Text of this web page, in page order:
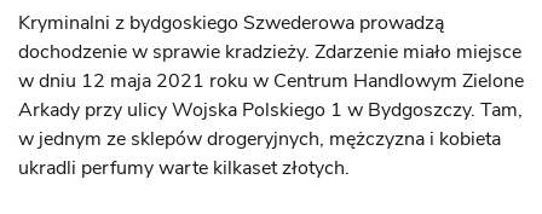
Kryminalni z bydgoskiego Szwederowa prowadzą
dochodzenie w sprawie kradzieży. Zdarzenie miało miejsce
w dniu 12 maja 2021 roku w Centrum Handlowym Zielone
Arkady przy ulicy Wojska Polskiego 1 w Bydgoszczy. Tam,
w jednym ze sklepów drogeryjnych, mężczyzna i kobieta
ukradli perfumy warte kilkaset złotych.